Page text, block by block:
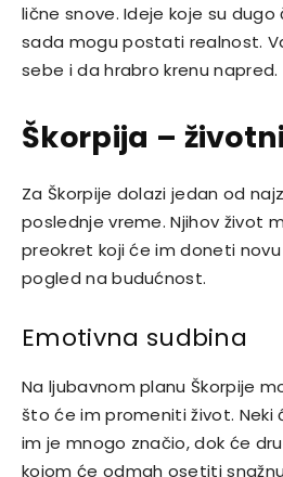
lične snove. Ideje koje su
sada mogu postati realnost.
sebe i da hrabro krenu napred.
Škorpija –
Za Škorpije dolazi jedan od
poslednje vreme. Njihov život
preokret koji će im doneti
pogled na budućnost.
Emotivna sudbina
Na ljubavnom planu Škorpije
što će im promeniti život. Neki
im je mnogo značio, dok će
kojom će odmah osetiti